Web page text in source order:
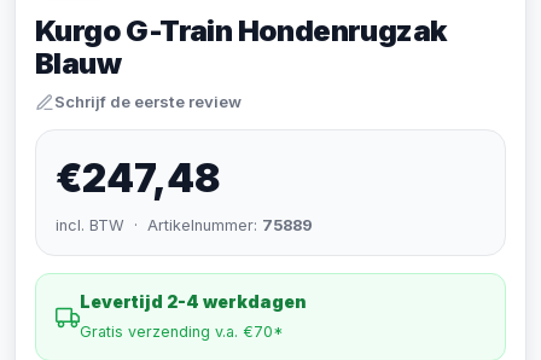
Kurgo G-Train Hondenrugzak
Blauw
Schrijf de eerste review
€247,48
incl. BTW · Artikelnummer: 75889
Levertijd 2-4 werkdagen
Gratis verzending v.a. €70*